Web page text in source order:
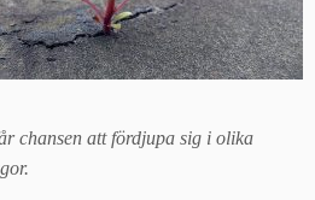
chansen att fördjupa sig i olika